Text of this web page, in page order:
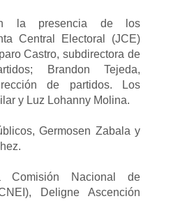
la presencia de los
Central Electoral (JCE)
Castro, subdirectora de
Brandon Tejeda,
de partidos. Los
y Luz Lohanny Molina.
Germosen Zabala y
Nacional de
Deligne Ascención